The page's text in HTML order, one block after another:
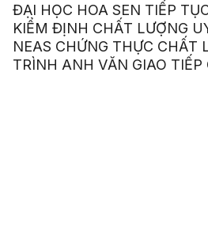
ĐẠI HỌC HOA SEN TIẾP
KIỂM ĐỊNH CHẤT LƯỢNG
NEAS CHỨNG THỰC CHẤT
TRÌNH ANH VĂN GIAO TIẾP